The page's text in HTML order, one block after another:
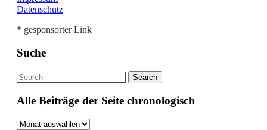
Datenschutz
* gesponsorter Link
Suche
Alle Beiträge der Seite chronologisch
Alle